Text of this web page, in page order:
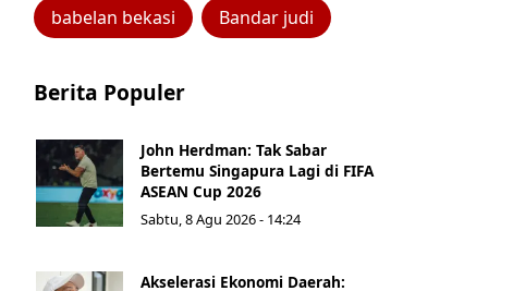
babelan bekasi Bandar judi
Berita Populer
John Herdman: Tak Sabar
Bertemu Singapura Lagi di FIFA
ASEAN Cup 2026
Sabtu, 8 Agu 2026 - 14:24
Akselerasi Ekonomi Daerah: